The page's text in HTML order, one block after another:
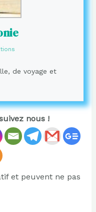
de voyage et
nous !
et peuvent ne pas